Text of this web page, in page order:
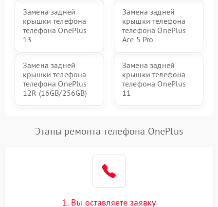
Замена задней
крышки телефона
телефона OnePlus
13
Замена задней
крышки телефона
телефона OnePlus
Ace 5 Pro
Замена задней
крышки телефона
телефона OnePlus
12R (16GB/256GB)
Замена задней
крышки телефона
телефона OnePlus
11
Этапы ремонта телефона OnePlus
1. Вы оставляете заявку